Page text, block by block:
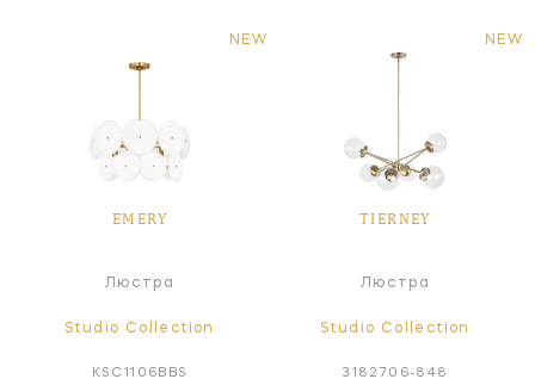
NEW
EMERY
Люстра
Studio Collection
KSC1106BBS
NEW
TIERNEY
Люстра
Studio Collection
3182706-848